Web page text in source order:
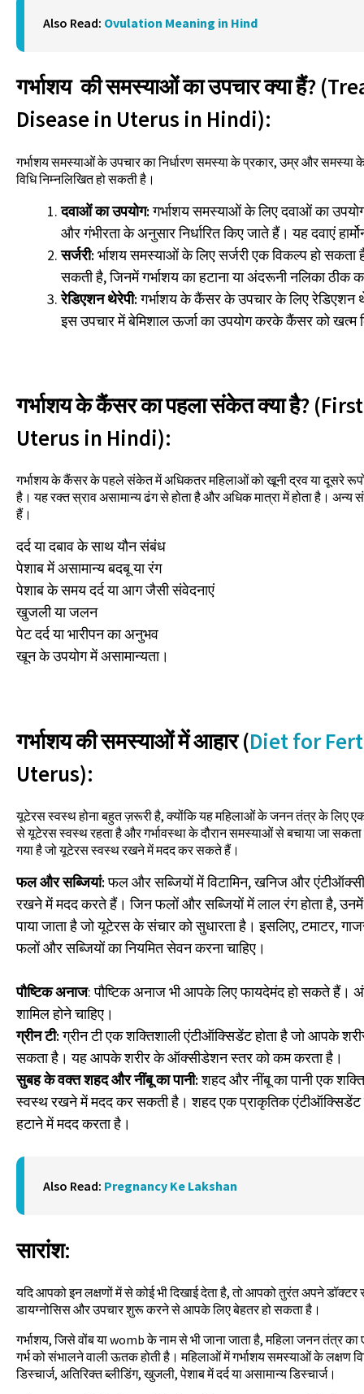
Also Read: Ovulation Meaning in Hind
गर्भाशय की समस्याओं का उपचार क्या हैं?
Disease in Uterus in Hindi):
गर्भाशय समस्याओं के उपचार का निर्धारण समस्या के प्रकार, उम्र और समस्या के
विधि निम्नलिखित हो सकती है।
दवाओं का उपयोग:गर्भाशय समस्याओं के लिए दवाओं का
और गंभीरता के अनुसार निर्धारित किए जाते हैं। यह दवाएं
सर्जरी: र्भाशय समस्याओं के लिए सर्जरी एक विकल्प हो सकता
सकती है, जिनमें गर्भाशय का हटाना या अंदरूनी नलिका ठीक
रेडिएशन थेरेपी:गर्भाशय के कैंसर के उपचार के लिए रेडिएशन
इस उपचार में बेमिशाल ऊर्जा का उपयोग करके कैंसर को खत्म
गर्भाशय के कैंसर का पहला संकेत क्या है?
Uterus in Hindi):
गर्भाशय के कैंसर के पहले संकेत में अधिकतर महिलाओं को खूनी द्रव या दूसरे रूपों
है। यह रक्त स्राव असामान्य ढंग से होता है और अधिक मात्रा में होता है। अन्य
हैं।
दर्द या दबाव के साथ यौन संबंध
पेशाब में असामान्य बदबू या रंग
पेशाब के समय दर्द या आग जैसी संवेदनाएं
खुजली या जलन
पेट दर्द या भारीपन का अनुभव
खून के उपयोग में असामान्यता।
गर्भाशय की समस्याओं में आहार (Diet for
Uterus):
यूटेरस स्वस्थ होना बहुत ज़रूरी है, क्योंकि यह महिलाओं के जनन तंत्र के लिए
से यूटेरस स्वस्थ रहता है और गर्भावस्था के दौरान समस्याओं से बचाया जा
गया है जो यूटेरस स्वस्थ रखने में मदद कर सकते हैं।
फल और सब्जियां:फल और सब्जियों में विटामिन, खनिज और
रखने में मदद करते हैं। जिन फलों और सब्जियों में लाल रंग होता है,
पाया जाता है जो यूटेरस के संचार को सुधारता है। इसलिए, टमाटर,
फलों और सब्जियों का नियमित सेवन करना चाहिए।
पौष्टिक अनाज: पौष्टिक अनाज भी आपके लिए फायदेमंद हो सकते हैं।
शामिल होने चाहिए।
ग्रीन टी:ग्रीन टी एक शक्तिशाली एंटीऑक्सिडेंट होता है जो आपके
सकता है। यह आपके शरीर के ऑक्सीडेशन स्तर को कम करता है।
सुबह के वक्त शहद और नींबू का पानी:शहद और नींबू का पानी एक
स्वस्थ रखने में मदद कर सकती है। शहद एक प्राकृतिक एंटीऑक्सिडेंट
हटाने में मदद करता है।
Also Read: Pregnancy Ke Lakshan
सारांश:
यदि आपको इन लक्षणों में से कोई भी दिखाई देता है, तो आपको तुरंत अपने
डायग्नोसिस और उपचार शुरू करने से आपके लिए बेहतर हो सकता है।
गर्भाशय, जिसे वोंब या womb के नाम से भी जाना जाता है, महिला जनन तंत्र
गर्भ को संभालने वाली ऊतक होती है। महिलाओं में गर्भाशय समस्याओं के लक्षण
डिस्चार्ज, अतिरिक्त ब्लीडिंग, खुजली, पेशाब में दर्द या असामान्य डिस्चार्ज।